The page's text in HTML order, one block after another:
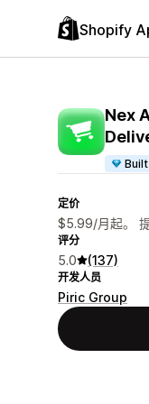
Shopify
Nex
定价
$5.99/月起。
评分
5.0 (137)
开发人员
Piric Group